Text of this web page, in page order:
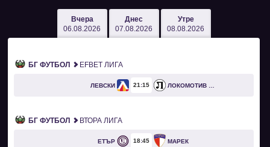
Вчера
06.08.2026
Днес
07.08.2026
Утре
08.08.2026
БГ ФУТБОЛ EFBET ЛИГА
ЛЕВСКИ 21 15
БГ ФУТБОЛ ВТОРА ЛИГА
ЕТЪР 18 45 МАРЕК